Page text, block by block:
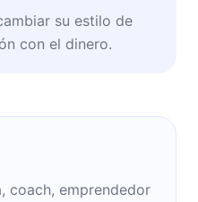
su estilo de
con el dinero.
coach, emprendedor